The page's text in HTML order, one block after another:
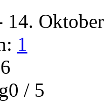
14.
1
/ 5